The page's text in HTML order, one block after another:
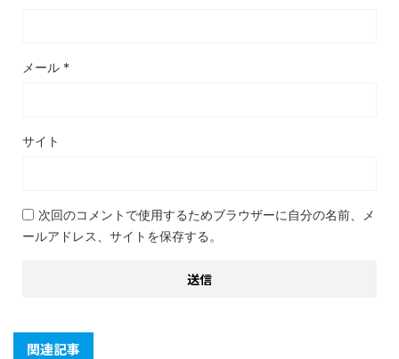
メール *
サイト
次回のコメントで使用するためブラウザーに自分の名前、メ
ールアドレス、サイトを保存する。
関連記事